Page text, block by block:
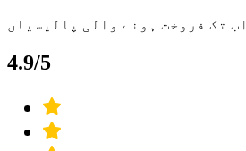
اب تک فروخت ہونے والی پالیسیاں
4.9/5